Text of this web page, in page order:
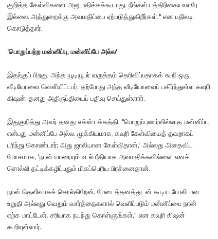
குறித்த கேள்விகளை அனுமதிக்கக்கூடாது. நீங்கள் பத்திரிகையாளரே
இல்லை. அத்துறைக்கு அவமதிப்பை ஏற்படுத்துகிறீர்கள்," என பதிலடி
கொடுத்தார்.
'பொறுப்பற்ற மன்னிப்பு, மன்னிப்பே அல்ல'
இதற்குப் பிறகு, அந்த யூடியூபர் வருத்தம் தெரிவிப்பதாகக் கூறி ஒரு
வீடியோவை வெளியிட்டார். தற்போது அந்த வீடியோவைப் பகிர்ந்துள்ள கவுரி
கிஷன், தனது அதிருப்தியைப் பதிவு செய்துள்ளார்.
இதுகுறித்து அவர் தனது எக்ஸ் பக்கத்தி, "பொறுப்புணர்வில்லாத மன்னிப்பு
என்பது மன்னிப்பே அல்ல. முக்கியமாக, கவுரி கேள்வியைத் தவறாகப்
புரிந்து கொண்டார்; அது ஜாலியான கேள்விதான்,' அல்லது அதைவிட
மோசமாக, 'நான் யாரையும் உடல் ரீதியாக அவமதிக்கவில்லை' எனச்
சொல்லி தட்டிக்கழிப்பதும் மிகப்பெரிய பிரச்னைதான்.
நான் தெளிவாகச் சொல்கிறேன். மேடைத்தனத்துடன் கூடிய போலி மன
உறுதி அல்லது வெறும் வார்த்தைகளால் வெளிப்படும் மன்னிப்பை நான்
ஏற்க மாட்டேன். சரியாக நடந்து கொள்ளுங்கள்," என கவுரி கிஷன்
கூறியுள்ளார்.